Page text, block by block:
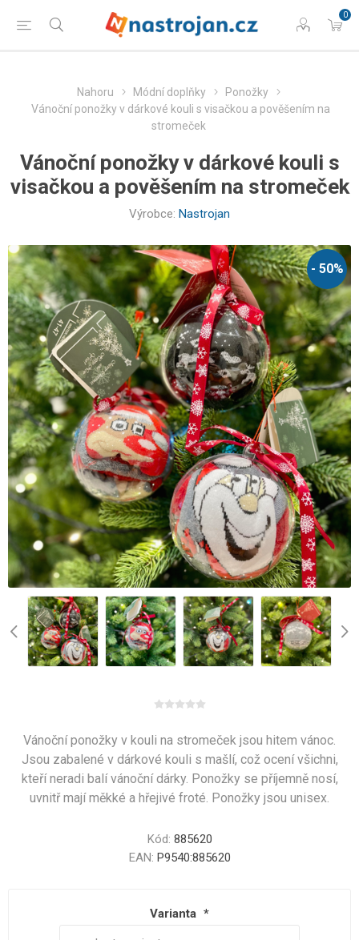
0
Nahoru Módní doplňky
Ponožky
Vánoční ponožky v dárkové kouli s visačkou a pověšením na
stromeček
Vánoční ponožky v dárkové kouli s
visačkou a pověšením na stromeček
Výrobce: Nastrojan
- 50%
Vánoční ponožky v kouli na stromeček jsou hitem vánoc.
Jsou zabalené v dárkové kouli s mašlí, což ocení všichni,
kteří neradi balí vánoční dárky. Ponožky se příjemně nosí,
uvnitř mají měkké a hřejivé froté. Ponožky jsou unisex.
Kód: 885620
EAN: P9540:885620
Varianta *